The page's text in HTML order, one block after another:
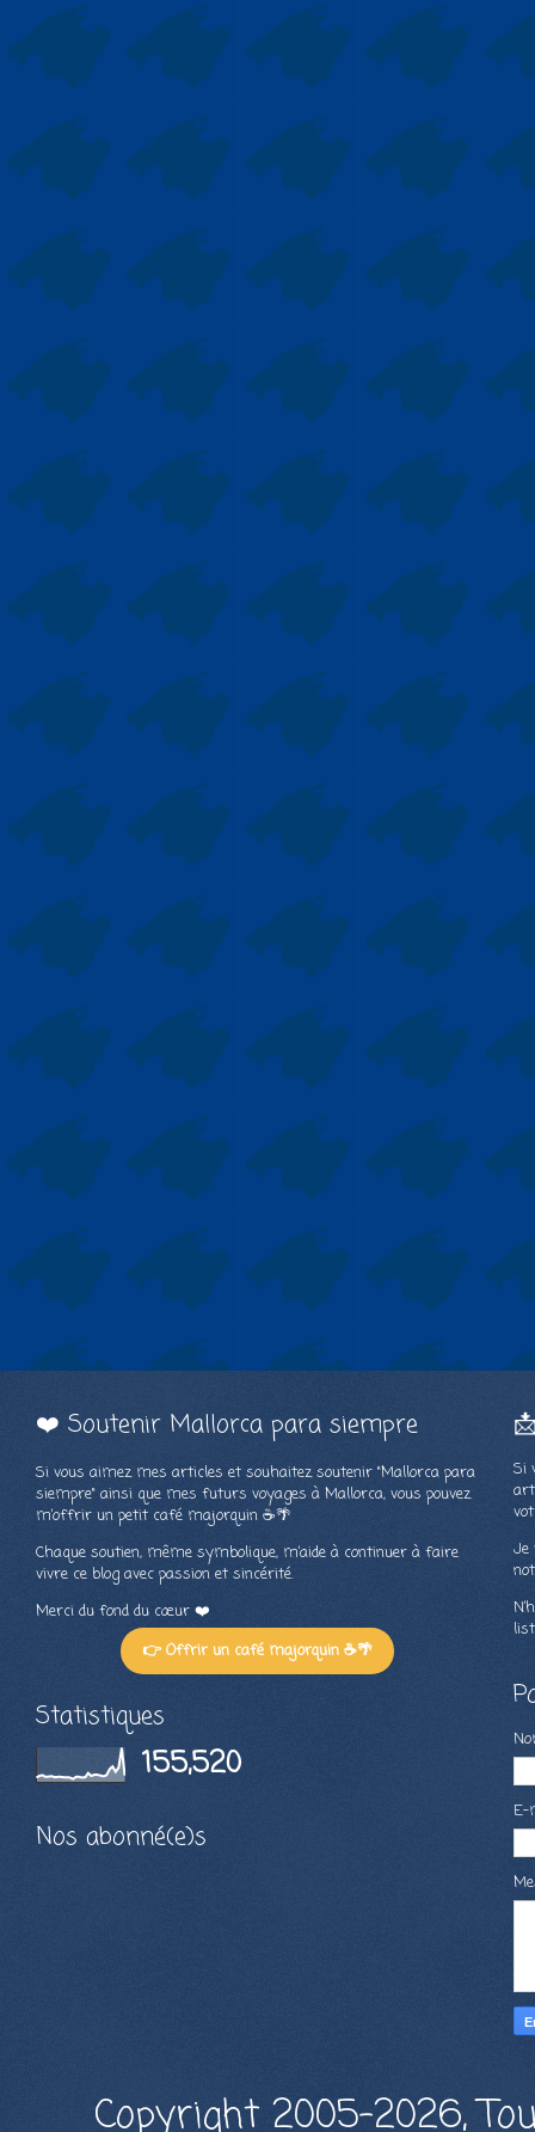
❤️ Soutenir Mallorca para siempre
Si vous aimez mes articles et souhaitez soutenir "Mallorca para
siempre" ainsi que mes futurs voyages à Mallorca, vous pouvez
m’offrir un petit café majorquin ☕🌴
Chaque soutien, même symbolique, m’aide à continuer à faire
vivre ce blog avec passion et sincérité.
Merci du fond du cœur ❤️
👉 Offrir un café majorquin ☕🌴
Statistiques
155,520
Nos abonné(e)s
Si
Je
Copyright 2005-2026,